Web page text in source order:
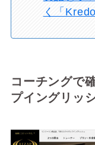
く「
コーチングで
プイングリッシ